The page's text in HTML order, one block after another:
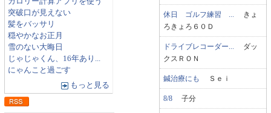
突破口が見えない
髪をバッサリ
穏やかなお正月
雪のない大晦日
じゃじゃくん、16年あり...
にゃんこと過ごす
もっと見る
休日 ゴルフ練習 ...
きょ
ろきょろ６０Ｄ
ドライブレコーダー...
ダッ
クスＲＯＮ
鍼治療にも Ｓｅｉ
8/8 子分